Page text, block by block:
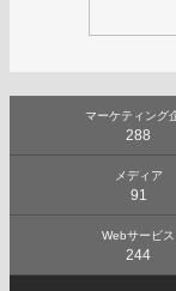
マーケティング
288
メディア
91
Webサービス
244